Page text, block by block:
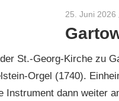
25. Juni 2026
St.-Georg-Kirche zu
Orgel (1740).
Instrument dann weiter